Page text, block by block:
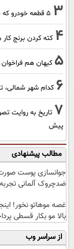
3 ۵ قطعه خودرو که باید در ۹۶ هزار کیلومتر عوض کنید
4 کته کردن برنج
5 کیهان هم
6 کدام شهر شمالی،
7
پیش
مطالب پیشنهادی
جوانسازی پوست صورت
ضدچروک آلمانی
غصه موهاتو نخور!
بالا مو بکار قسطی
از سراسر وب